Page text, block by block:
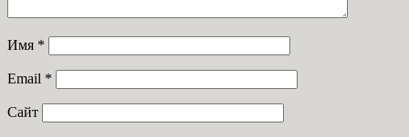
Имя *
Email *
Сайт